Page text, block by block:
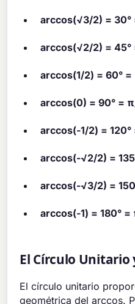
arccos(√3/2) = 30°
arccos(√2/2) =
arccos(1/2) = 60°
arccos(0) = 90° =
arccos(-1/2) =
arccos(-√2/2) =
arccos(-√3/2) =
arccos(-1) = 180° =
El Círculo Unitario
El círculo unitario
geométrica del arccos.